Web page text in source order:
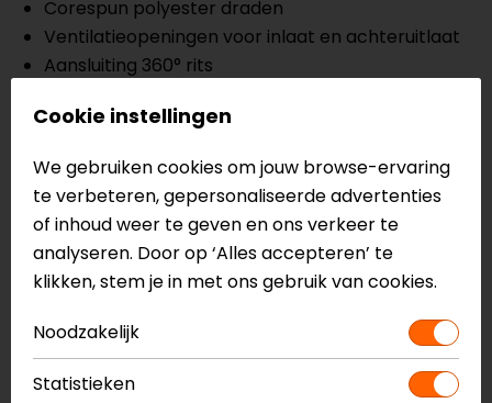
Corespun polyester draden
Ventilatieopeningen voor inlaat en achteruitlaat
Aansluiting 360° rits
2 buiten- en 1 binnenzakken
Meer informatie nodig?
Heb je meer informatie nodig over dit product?
Neem dancontact met ons op of kom langs in één
Eindhoven, Vianen of Apeldoorn. In de winkels kun je
het product bekijken & passen en staan onze
verkoopmedewerkers voor je klaar met advies.
Cookie instellingen
We gebruiken cookies om jouw browse-ervaring
te verbeteren, gepersonaliseerde advertenties
of inhoud weer te geven en ons verkeer te
analyseren. Door op ‘Alles accepteren’ te
klikken, stem je in met ons gebruik van cookies.
Noodzakelijk
Statistieken